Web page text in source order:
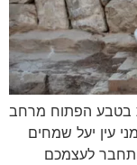
בטבע הפתוח מרחב
עין יעל שמחים
לעצמכם